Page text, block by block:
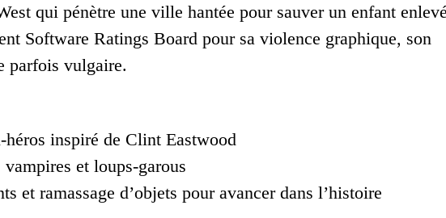
qui pénètre une ville hantée pour sauver un enfant
Software Ratings Board pour sa violence graphique, son
parfois vulgaire.
inspiré de Clint Eastwood
et loups-garous
et ramassage d’objets pour avancer dans l’histoire